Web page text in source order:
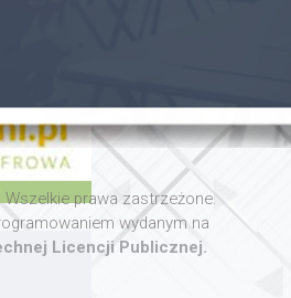
prawa zastrzeżone.
wydanym na
Licencji Publicznej.